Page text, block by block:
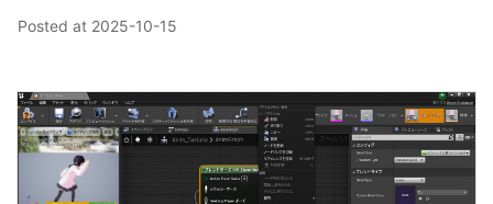
Posted at 2025-10-15